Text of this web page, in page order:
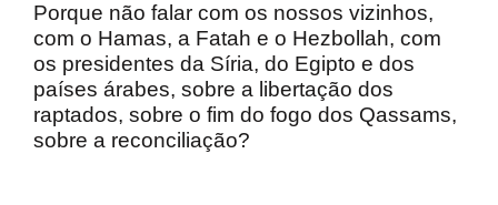
Porque não falar com os nossos vizinhos,
com o Hamas, a Fatah e o Hezbollah, com
os presidentes da Síria, do Egipto e dos
países árabes, sobre a libertação dos
raptados, sobre o fim do fogo dos Qassams,
sobre a reconciliação?